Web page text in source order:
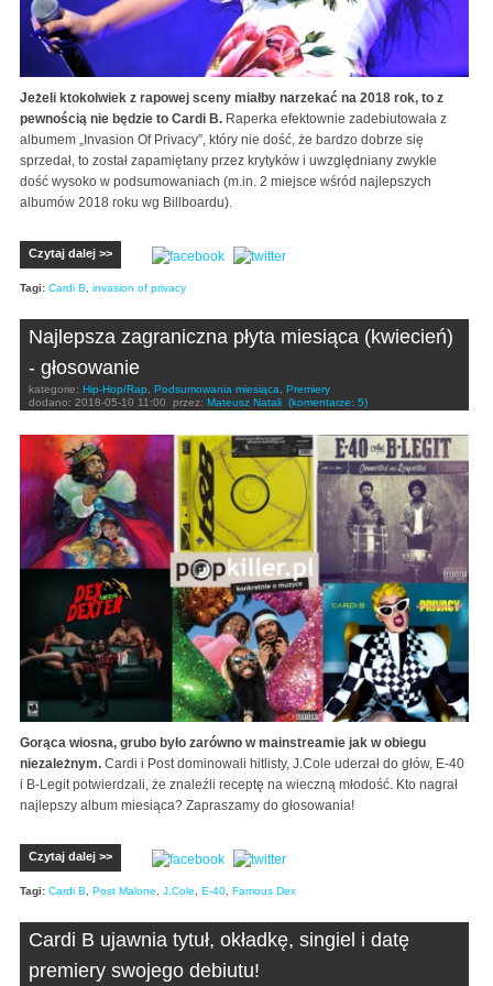
Jeżeli ktokolwiek z rapowej sceny miałby narzekać na 2018 rok, to z
pewnością nie będzie to Cardi B. Raperka efektownie zadebiutowała z
albumem „Invasion Of Privacy”, który nie dość, że bardzo dobrze się
sprzedał, to został zapamiętany przez krytyków i uwzględniany zwykle
dość wysoko w podsumowaniach (m.in. 2 miejsce wśród najlepszych
albumów 2018 roku wg Billboardu).
Czytaj dalej >>
Tagi: Cardi B, invasion of privacy
Najlepsza zagraniczna płyta miesiąca (kwiecień)
- głosowanie
kategorie: Hip-Hop/Rap, Podsumowania miesiąca, Premiery
dodano: 2018-05-10 11:00 przez: Mateusz Natali (komentarze: 5)
Gorąca wiosna, grubo było zarówno w mainstreamie jak w obiegu
niezależnym. Cardi i Post dominowali hitlisty, J.Cole uderzał do głów, E-40
i B-Legit potwierdzali, że znaleźli receptę na wieczną młodość. Kto nagrał
najlepszy album miesiąca? Zapraszamy do głosowania!
Czytaj dalej >>
Tagi: Cardi B Post Malone J.Cole E-40 Famous Dex
Cardi B ujawnia tytuł, okładkę, singiel i datę
premiery swojego debiutu!